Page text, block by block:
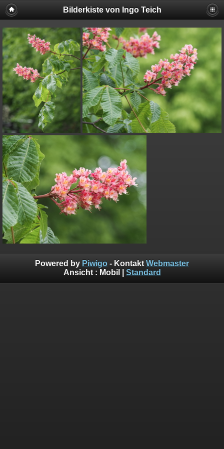
Bilderkiste von Ingo Teich
Powered by Piwigo - Kontakt Webmaster
Ansicht : Mobil Standard